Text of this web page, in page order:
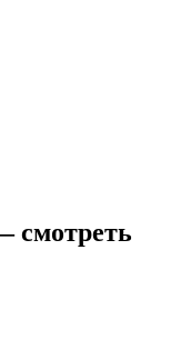
смотреть